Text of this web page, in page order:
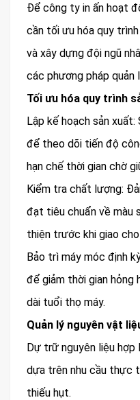
Để công ty in ấn hoạt
cần tối ưu hóa quy
và xây dựng đội ngũ
các phương pháp quản
Tối ưu hóa quy trình
Lập kế hoạch sản xuất:
để theo dõi tiến độ
hạn chế thời gian chờ
Kiểm tra chất lượng:
đạt tiêu chuẩn về màu
thiện trước khi giao cho
Bảo trì máy móc định
để giảm thời gian hỏng
dài tuổi thọ máy.
Quản lý nguyên vật
Dự trữ nguyên liệu hợp
dựa trên nhu cầu thực
thiếu hụt.